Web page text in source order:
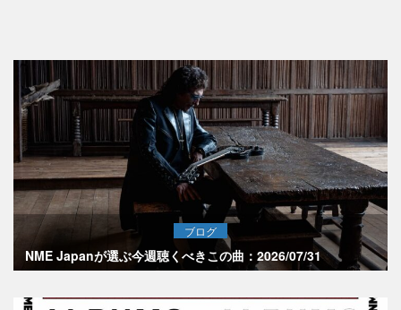
ブログ
NME Japanが選ぶ今週聴くべきこの曲：2026/07/31